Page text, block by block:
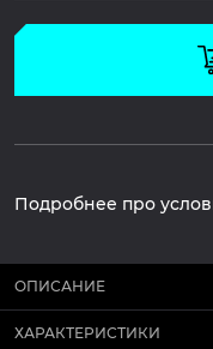
Подробнее про
ОПИСАНИЕ
ХАРАКТЕРИСТИКИ